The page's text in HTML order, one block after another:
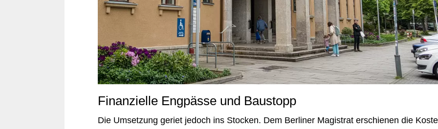
Finanzielle Engpässe und Baustopp
Die Umsetzung geriet jedoch ins Stocken. Dem Berliner Magistrat erschienen die